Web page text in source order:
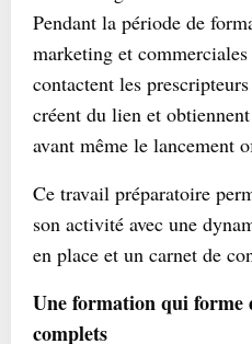
Pendant la période de
marketing et
contactent les
créent du lien et
avant même le lancement
Ce travail préparatoire
son activité avec une
en place et un carnet de
Une formation qui forme
complets